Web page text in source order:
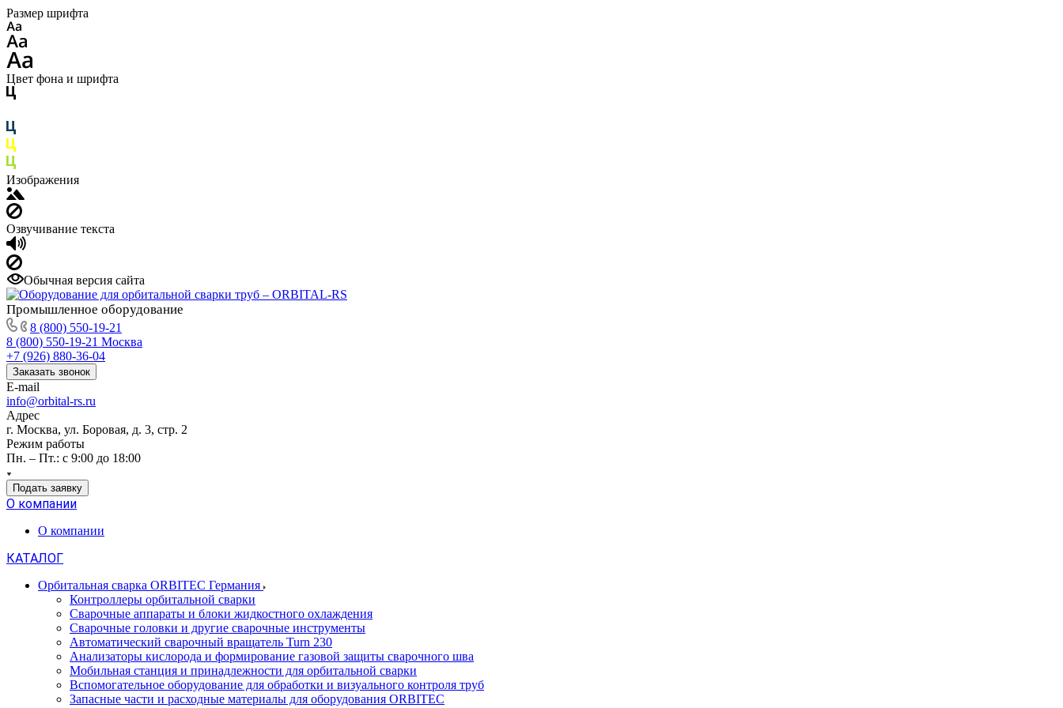
Размер шрифта
Цвет фона и шрифта
Изображения
Озвучивание текста
Обычная версия сайта
Промышленное оборудование
8 (800) 550-19-21
8 (800) 550-19-21 Москва
+7 (926) 880-36-04
Заказать звонок
E-mail
info@orbital-rs.ru
Адрес
г. Москва, ул. Боровая, д. 3, стр. 2
Режим работы
Пн. – Пт.: с 9:00 до 18:00
Подать заявку
О компании
О компании
КАТАЛОГ
Орбитальная сварка ORBITEC Германия
Контроллеры орбитальной сварки
Сварочные аппараты и блоки жидкостного охлаждения
Сварочные головки и другие сварочные инструменты
Автоматический сварочный вращатель Turn 230
Анализаторы кислорода и формирование газовой защиты сварочного шва
Мобильная станция и принадлежности для орбитальной сварки
Вспомогательное оборудование для обработки и визуального контроля труб
Запасные части и расходные материалы для оборудования ORBITEC